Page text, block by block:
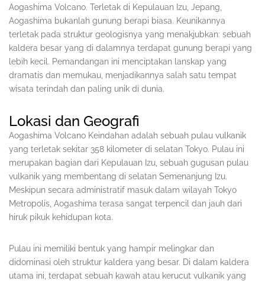
Aogashima Volcano. Terletak di Kepulauan Izu, Jepang,
Aogashima bukanlah gunung berapi biasa. Keunikannya
terletak pada struktur geologisnya yang menakjubkan: sebuah
kaldera besar yang di dalamnya terdapat gunung berapi yang
lebih kecil. Pemandangan ini menciptakan lanskap yang
dramatis dan memukau, menjadikannya salah satu tempat
wisata terindah dan paling unik di dunia.
Lokasi dan Geografi
Aogashima Volcano Keindahan adalah sebuah pulau vulkanik
yang terletak sekitar 358 kilometer di selatan Tokyo. Pulau ini
merupakan bagian dari Kepulauan Izu, sebuah gugusan pulau
vulkanik yang membentang di selatan Semenanjung Izu.
Meskipun secara administratif masuk dalam wilayah Tokyo
Metropolis, Aogashima terasa sangat terpencil dan jauh dari
hiruk pikuk kehidupan kota.
Pulau ini memiliki bentuk yang hampir melingkar dan
didominasi oleh struktur kaldera yang besar. Di dalam kaldera
utama ini, terdapat sebuah kawah atau kerucut vulkanik yang